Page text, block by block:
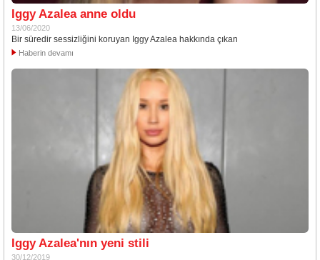
Iggy Azalea anne oldu
13/06/2020
Bir süredir sessizliğini koruyan Iggy Azalea hakkında çıkan
Haberin devamı
Iggy Azalea'nın yeni stili
30/12/2019